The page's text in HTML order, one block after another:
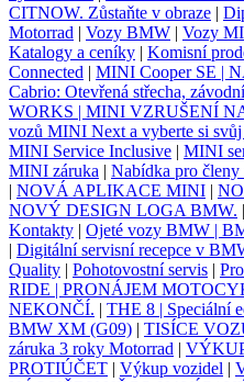
CITNOW. Zůstaňte v obraze |
Motorrad | Vozy BMW | Vozy
Katalogy a ceníky | Komisní
Connected | MINI Cooper SE |
Cabrio: Otevřená střecha,
WORKS | MINI VZRUŠENÍ
vozů MINI Next a vyberte si
MINI Service Inclusive | MINI
MINI záruka | Nabídka pro
| NOVÁ APLIKACE MINI |
NOVÝ DESIGN LOGA BMW. |
Kontakty | Ojeté vozy BMW |
| Digitální servisní recepce v
Quality | Pohotovostní servis |
RIDE | PRONÁJEM
NEKONČÍ. | THE 8 | Speciální
BMW XM (G09) | TISÍCE
záruka 3 roky Motorrad |
PROTIÚČET | Výkup vozidel |